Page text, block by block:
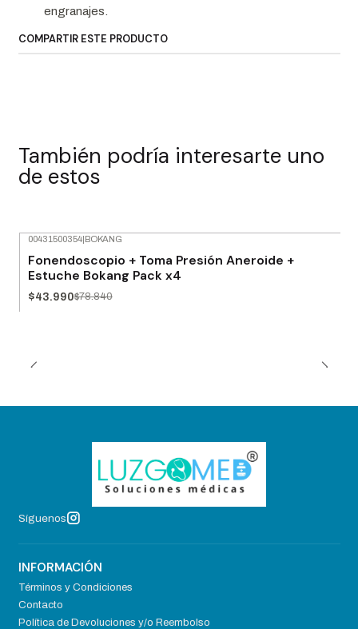
engranajes.
COMPARTIR ESTE PRODUCTO
También podría interesarte uno
de estos
00431500354|BOKANG
Fonendoscopio + Toma Presión Aneroide +
Estuche Bokang Pack x4
$43.990$78.840
Síguenos
INFORMACIÓN
Términos y Condiciones
Contacto
Política de Devoluciones y/o Reembolso